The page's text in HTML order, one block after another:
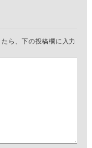
ら、下の投稿欄に入力